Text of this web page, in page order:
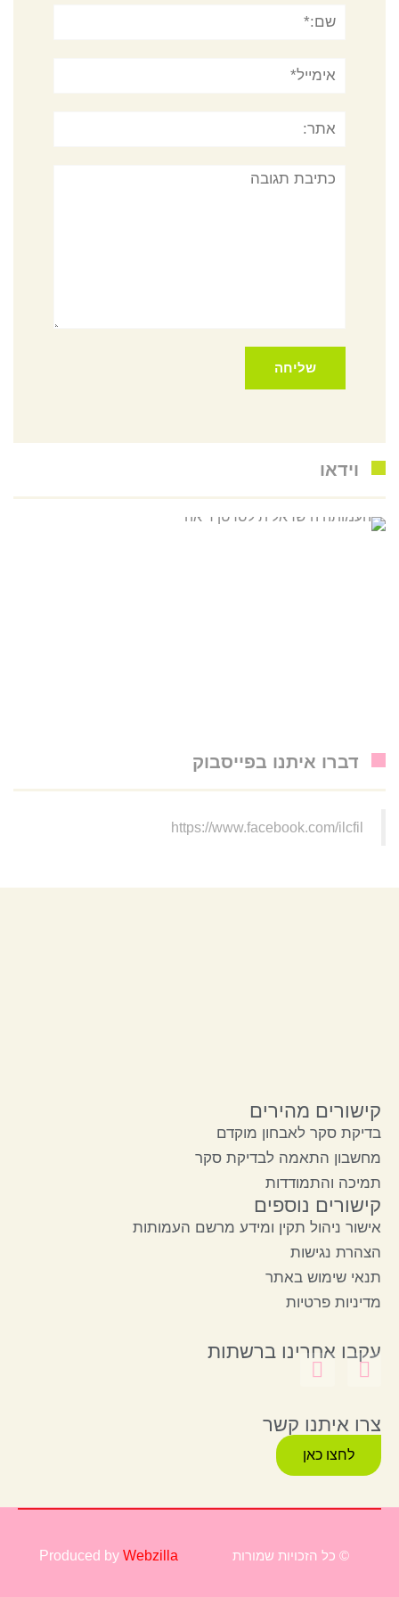
אימייל*
תגובה
וידאו
דברו איתנו בפייסבוק
https://www.facebook.com/ilcfil
קישורים מהירים
בדיקת סקר לאבחון מוקדם
מחשבון התאמה לבדיקת סקר
תמיכה והתמודדות
קישורים נוספים
אישור ניהול תקין ומידע מרשם העמותות
הצהרת נגישות
תנאי שימוש באתר
מדיניות פרטיות
עקבו אחרינו ברשתות
צרו איתנו קשר
לחצו כאן
© כל הזכויות שמורות Produced by Webzilla